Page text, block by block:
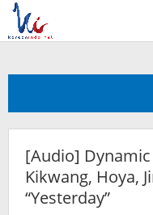
Skip
content
[Audio] Dynamic
Kikwang, Hoya,
“Yesterday”